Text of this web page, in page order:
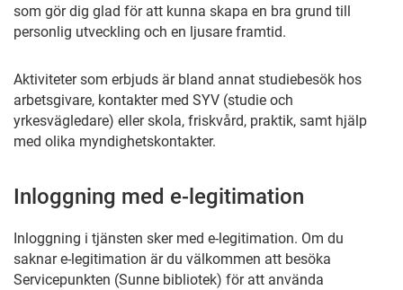
som gör dig glad för att kunna skapa en bra grund till
personlig utveckling och en ljusare framtid.
Aktiviteter som erbjuds är bland annat studiebesök hos
arbetsgivare, kontakter med SYV (studie och
yrkesvägledare) eller skola, friskvård, praktik, samt hjälp
med olika myndighetskontakter.
Inloggning med e-legitimation
Inloggning i tjänsten sker med e-legitimation. Om du
saknar e-legitimation är du välkommen att besöka
Servicepunkten (Sunne bibliotek) för att använda